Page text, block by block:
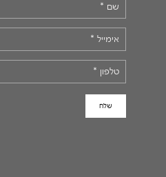
שם *
אימייל *
טלפון *